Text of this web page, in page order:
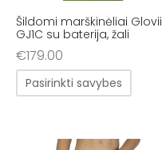
Šildomi marškinėliai Glovii
GJ1C su baterija, žali
€179.00
Pasirinkti savybes